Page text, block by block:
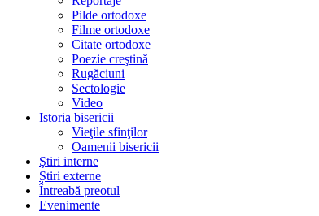
Pilde ortodoxe
Filme ortodoxe
Citate ortodoxe
Poezie creştină
Rugăciuni
Sectologie
Video
Istoria bisericii
Vieţile sfinţilor
Oamenii bisericii
Ştiri interne
Știri externe
Întreabă preotul
Evenimente